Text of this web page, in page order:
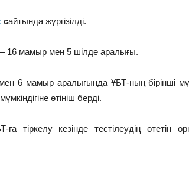
сайтында жүргізілді.
— 16 мамыр мен 5 шілде аралығы.
6 мамыр аралығында ҰБТ-ның бірінші
өтініш берді.
ға тіркелу кезінде тестілеудің өтетін